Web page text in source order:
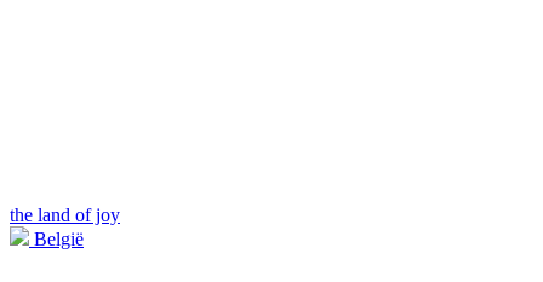
the land of joy
België